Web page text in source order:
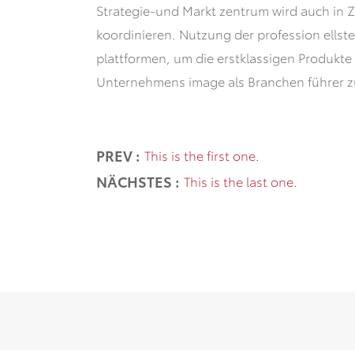
Strategie-und Markt zentrum wird auch in
koordinieren. Nutzung der profession
plattformen, um die erstklassigen
Unternehmens image als Branchen führer
PREV : This is the first one.
NÄCHSTES : This is the last one.